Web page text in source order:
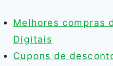
Melhores compras
Digitais
Cupons de